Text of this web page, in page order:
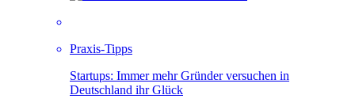
Praxis-Tipps
Startups: Immer mehr Gründer versuchen in
Deutschland ihr Glück